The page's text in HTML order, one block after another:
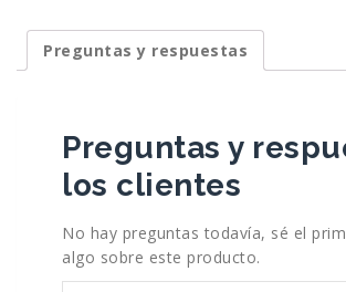
Preguntas y respuestas
Preguntas y
los clientes
No hay preguntas todavía, sé el
algo sobre este producto.